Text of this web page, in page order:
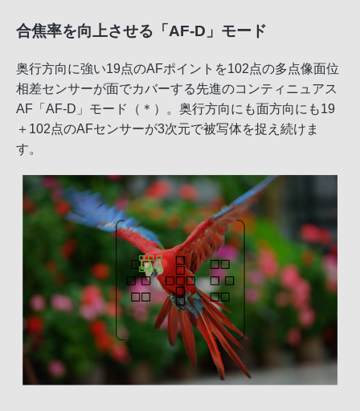
合焦率を向上させる「AF-D」モード
奥行方向に強い19点のAFポイントを102点の多点像面位
相差センサーが面でカバーする先進のコンティニュアス
AF「AF-D」モード（＊）。奥行方向にも面方向にも19
＋102点のAFセンサーが3次元で被写体を捉え続けま
す。